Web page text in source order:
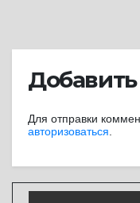
Для отправки
авторизоваться